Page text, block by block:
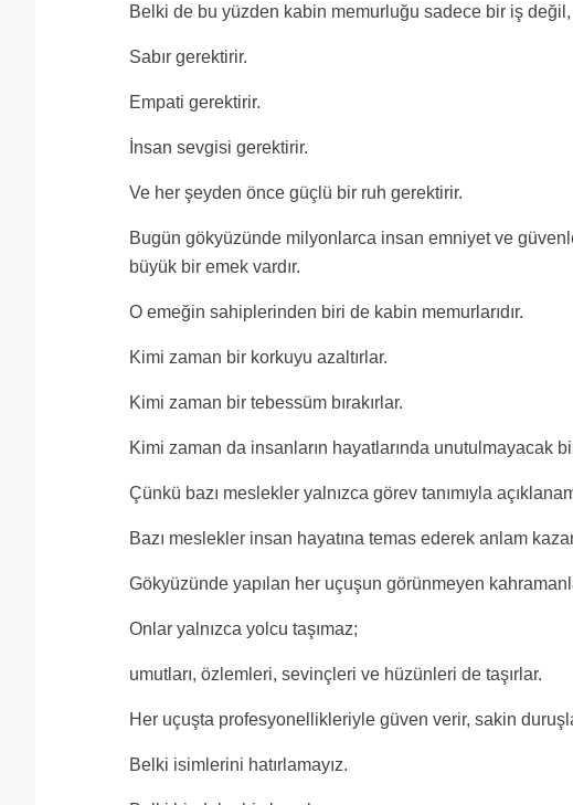
Belki de bu yüzden kabin memurluğu sadece bir iş
Sabır gerektirir.
Empati gerektirir.
İnsan sevgisi gerektirir.
Ve her şeyden önce güçlü bir ruh gerektirir.
Bugün gökyüzünde milyonlarca insan emniyet ve
büyük bir emek vardır.
O emeğin sahiplerinden biri de kabin memurlarıdır.
Kimi zaman bir korkuyu azaltırlar.
Kimi zaman bir tebessüm bırakırlar.
Kimi zaman da insanların hayatlarında unutulmayacak
Çünkü bazı meslekler yalnızca görev tanımıyla
Bazı meslekler insan hayatına temas ederek anlam
Gökyüzünde yapılan her uçuşun görünmeyen
Onlar yalnızca yolcu taşımaz;
umutları, özlemleri, sevinçleri ve hüzünleri de taşırlar.
Her uçuşta profesyonellikleriyle güven verir, sakin
Belki isimlerini hatırlamayız.